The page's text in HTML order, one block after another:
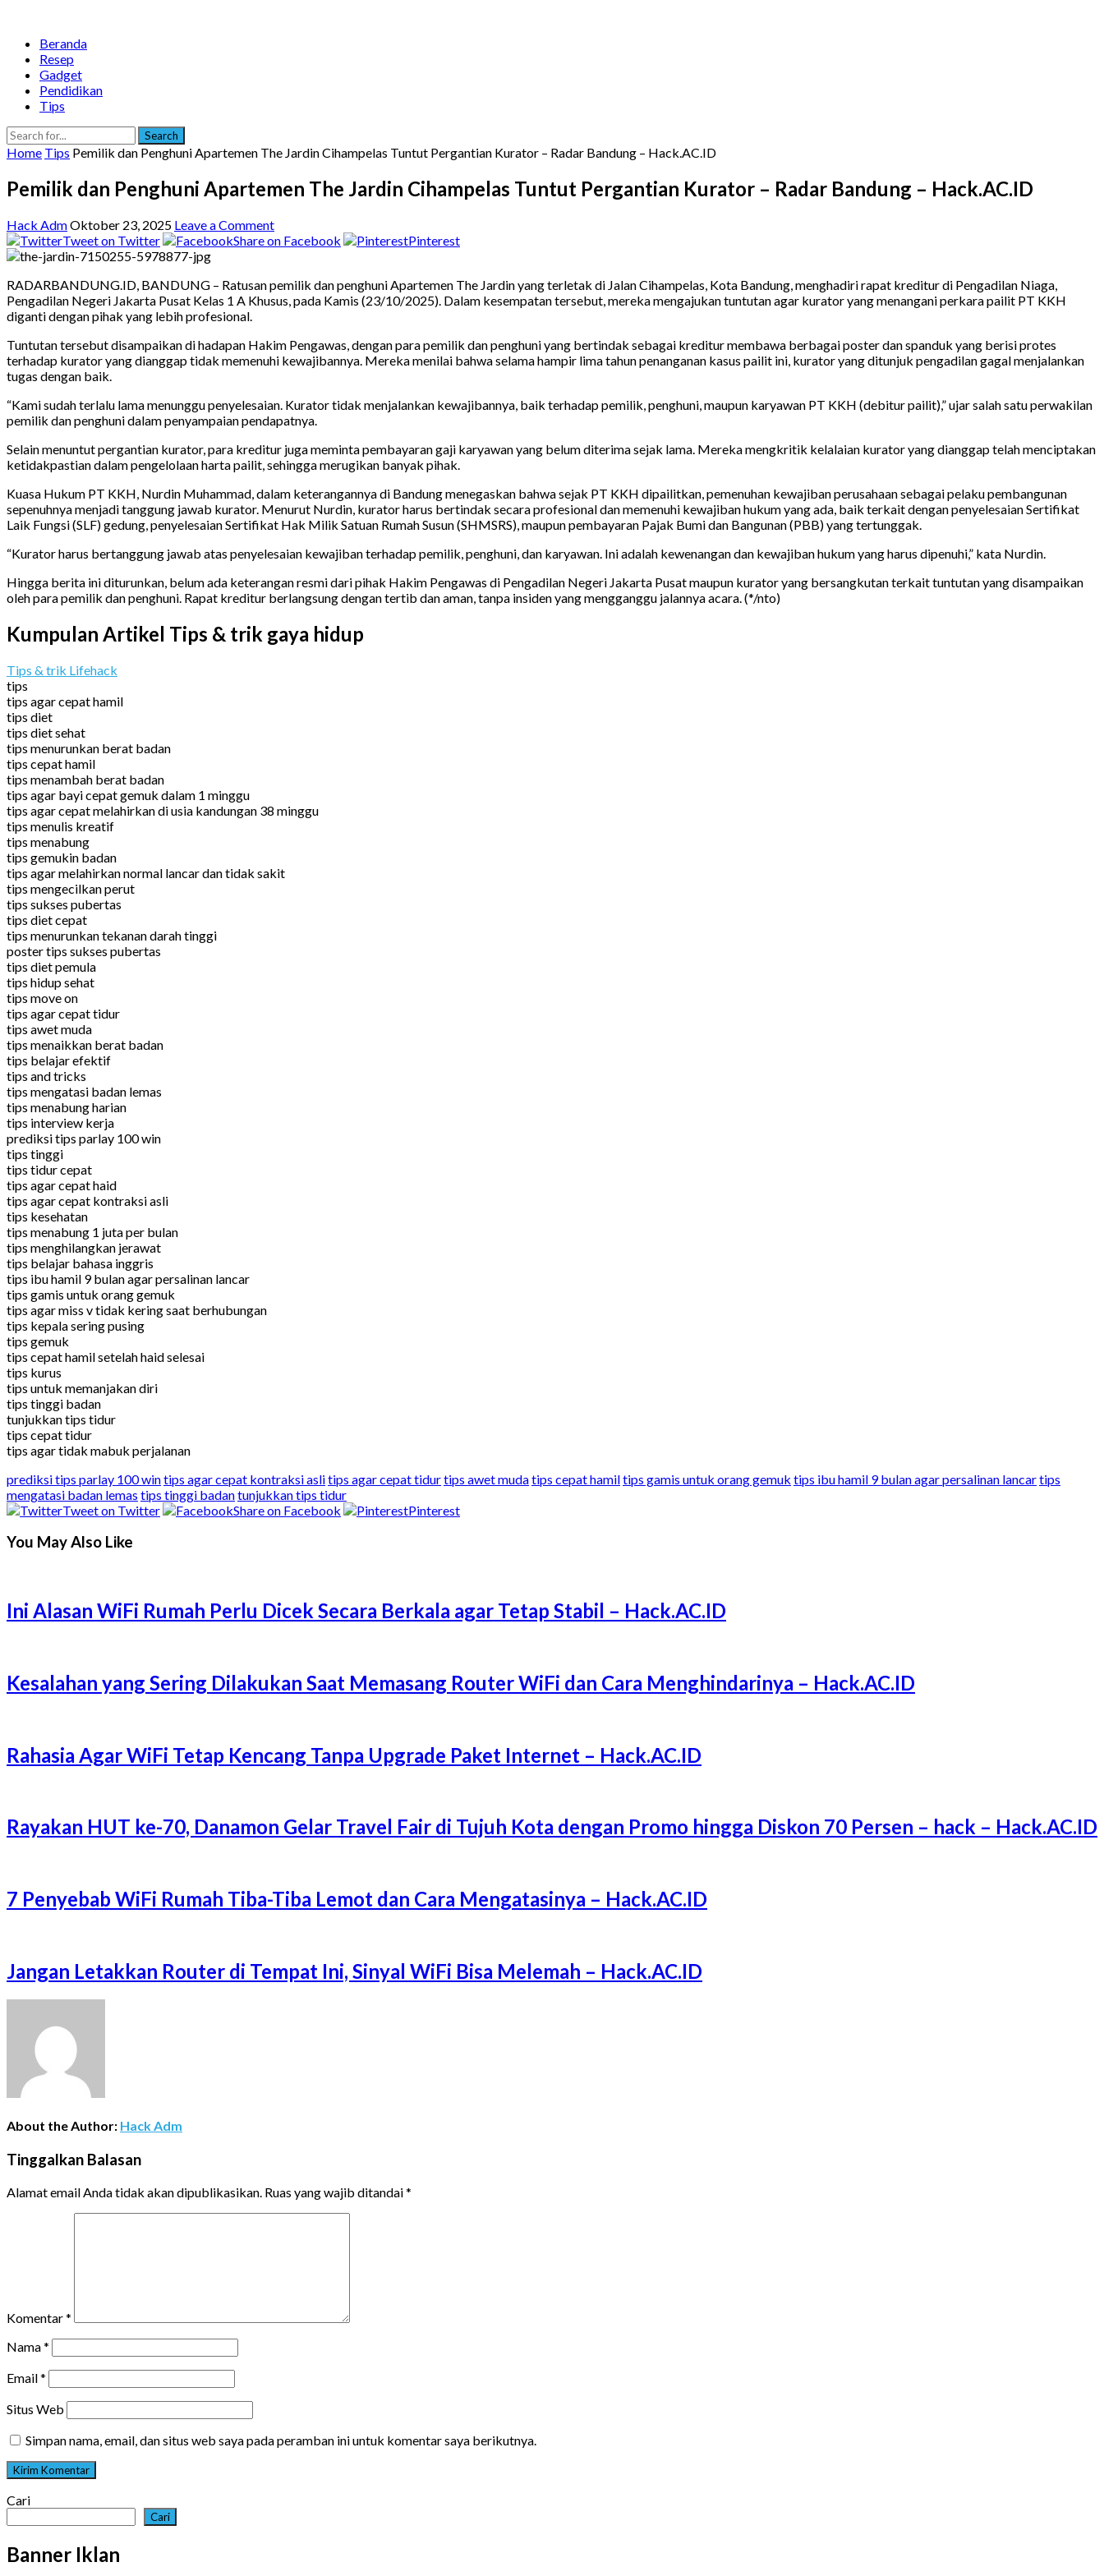
Beranda
Resep
Gadget
Pendidikan
Tips
Search
Home Tips Pemilik dan Penghuni Apartemen The Jardin Cihampelas Tuntut Pergantian Kurator – Radar Bandung – Hack.AC.ID
Pemilik dan Penghuni Apartemen The Jardin Cihampelas Tuntut Pergantian Kurator – Radar Bandung – Hack.AC.ID
Hack AdmOktober 23, 2025 Leave a Comment
Tweet on Twitter
Share on Facebook Pinterest
RADARBANDUNG.ID, BANDUNG – Ratusan pemilik dan penghuni Apartemen The Jardin yang terletak di Jalan Cihampelas, Kota Bandung, menghadiri rapat kreditur di Pengadilan Niaga,
Pengadilan Negeri Jakarta Pusat Kelas 1 A Khusus, pada Kamis (23/10/2025). Dalam kesempatan tersebut, mereka mengajukan tuntutan agar kurator yang menangani perkara pailit PT KKH
diganti dengan pihak yang lebih profesional.
Tuntutan tersebut disampaikan di hadapan Hakim Pengawas, dengan para pemilik dan penghuni yang bertindak sebagai kreditur membawa berbagai poster dan spanduk yang berisi protes
terhadap kurator yang dianggap tidak memenuhi kewajibannya. Mereka menilai bahwa selama hampir lima tahun penanganan kasus pailit ini, kurator yang ditunjuk pengadilan gagal menjalankan
tugas dengan baik.
“Kami sudah terlalu lama menunggu penyelesaian. Kurator tidak menjalankan kewajibannya, baik terhadap pemilik, penghuni, maupun karyawan PT KKH (debitur pailit),” ujar salah satu perwakilan
pemilik dan penghuni dalam penyampaian pendapatnya.
Selain menuntut pergantian kurator, para kreditur juga meminta pembayaran gaji karyawan yang belum diterima sejak lama. Mereka mengkritik kelalaian kurator yang dianggap telah menciptakan
ketidakpastian dalam pengelolaan harta pailit, sehingga merugikan banyak pihak.
Kuasa Hukum PT KKH, Nurdin Muhammad, dalam keterangannya di Bandung menegaskan bahwa sejak PT KKH dipailitkan, pemenuhan kewajiban perusahaan sebagai pelaku pembangunan
sepenuhnya menjadi tanggung jawab kurator. Menurut Nurdin, kurator harus bertindak secara profesional dan memenuhi kewajiban hukum yang ada, baik terkait dengan penyelesaian Sertifikat
Laik Fungsi (SLF) gedung, penyelesaian Sertifikat Hak Milik Satuan Rumah Susun (SHMSRS), maupun pembayaran Pajak Bumi dan Bangunan (PBB) yang tertunggak.
“Kurator harus bertanggung jawab atas penyelesaian kewajiban terhadap pemilik, penghuni, dan karyawan. Ini adalah kewenangan dan kewajiban hukum yang harus dipenuhi,” kata Nurdin.
Hingga berita ini diturunkan, belum ada keterangan resmi dari pihak Hakim Pengawas di Pengadilan Negeri Jakarta Pusat maupun kurator yang bersangkutan terkait tuntutan yang disampaikan
oleh para pemilik dan penghuni. Rapat kreditur berlangsung dengan tertib dan aman, tanpa insiden yang mengganggu jalannya acara. (*/nto)
Kumpulan Artikel Tips & trik gaya hidup
Tips & trik Lifehack
tips
tips agar cepat hamil
tips diet
tips diet sehat
tips menurunkan berat badan
tips cepat hamil
tips menambah berat badan
tips agar bayi cepat gemuk dalam 1 minggu
tips agar cepat melahirkan di usia kandungan 38 minggu
tips menulis kreatif
tips menabung
tips gemukin badan
tips agar melahirkan normal lancar dan tidak sakit
tips mengecilkan perut
tips sukses pubertas
tips diet cepat
tips menurunkan tekanan darah tinggi
poster tips sukses pubertas
tips diet pemula
tips hidup sehat
tips move on
tips agar cepat tidur
tips awet muda
tips menaikkan berat badan
tips belajar efektif
tips and tricks
tips mengatasi badan lemas
tips menabung harian
tips interview kerja
prediksi tips parlay 100 win
tips tinggi
tips tidur cepat
tips agar cepat haid
tips agar cepat kontraksi asli
tips kesehatan
tips menabung 1 juta per bulan
tips menghilangkan jerawat
tips belajar bahasa inggris
tips ibu hamil 9 bulan agar persalinan lancar
tips gamis untuk orang gemuk
tips agar miss v tidak kering saat berhubungan
tips kepala sering pusing
tips gemuk
tips cepat hamil setelah haid selesai
tips kurus
tips untuk memanjakan diri
tips tinggi badan
tunjukkan tips tidur
tips cepat tidur
tips agar tidak mabuk perjalanan
prediksi tips parlay 100 wintips agar cepat kontraksi aslitips agar cepat tidurtips awet mudatips cepat hamiltips gamis untuk orang gemuk tips ibu hamil 9 bulan agar persalinan lancartips
mengatasi badan lemas tips tinggi badantunjukkan tips tidur
Tweet on Twitter
Share on Facebook Pinterest
You May Also Like
Ini Alasan WiFi Rumah Perlu Dicek Secara Berkala agar Tetap Stabil – Hack.AC.ID
Kesalahan yang Sering Dilakukan Saat Memasang Router WiFi dan Cara Menghindarinya – Hack.AC.ID
Rahasia Agar WiFi Tetap Kencang Tanpa Upgrade Paket Internet – Hack.AC.ID
Rayakan HUT ke-70, Danamon Gelar Travel Fair di Tujuh Kota dengan Promo hingga Diskon 70 Persen – hack – Hack.AC.ID
7 Penyebab WiFi Rumah Tiba-Tiba Lemot dan Cara Mengatasinya – Hack.AC.ID
Jangan Letakkan Router di Tempat Ini, Sinyal WiFi Bisa Melemah – Hack.AC.ID
About the Author: Hack Adm
Tinggalkan Balasan
Alamat email Anda tidak akan dipublikasikan. Ruas yang wajib ditandai*
Komentar*
Nama*
Email*
Situs Web
Simpan nama, email, dan situs web saya pada peramban ini untuk komentar saya berikutnya.
Cari
Cari
Banner Iklan